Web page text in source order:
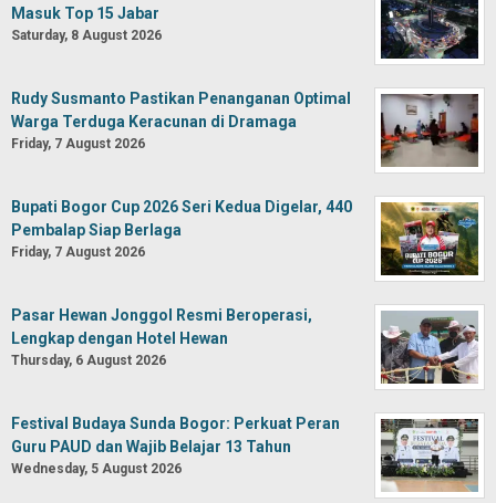
Masuk Top 15 Jabar
Saturday, 8 August 2026
Rudy Susmanto Pastikan Penanganan Optimal
Warga Terduga Keracunan di Dramaga
Friday, 7 August 2026
Bupati Bogor Cup 2026 Seri Kedua Digelar, 440
Pembalap Siap Berlaga
Friday, 7 August 2026
Pasar Hewan Jonggol Resmi Beroperasi,
Lengkap dengan Hotel Hewan
Thursday, 6 August 2026
Festival Budaya Sunda Bogor: Perkuat Peran
Guru PAUD dan Wajib Belajar 13 Tahun
Wednesday, 5 August 2026